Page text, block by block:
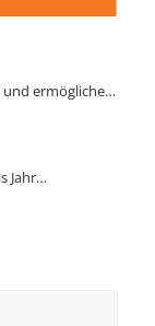
und ermögliche…
Jahr…